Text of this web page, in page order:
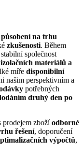
na trhu
zkušenosti. Během
společnost
materiálů a
míře disponibilní
našim perspektivním a
potřebných
druhý den po
prodejem zbožíodborné
řešení, doporučení
výpočtů,